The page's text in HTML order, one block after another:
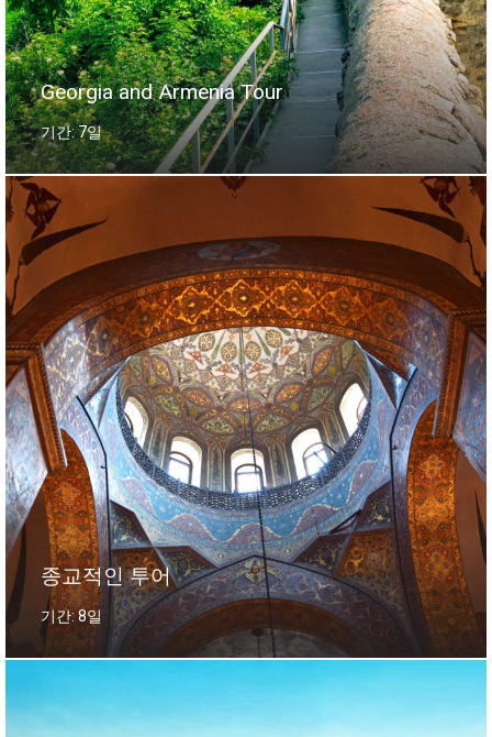
Georgia and Armenia Tour
기간: 7일
종교적인 투어
기간: 8일